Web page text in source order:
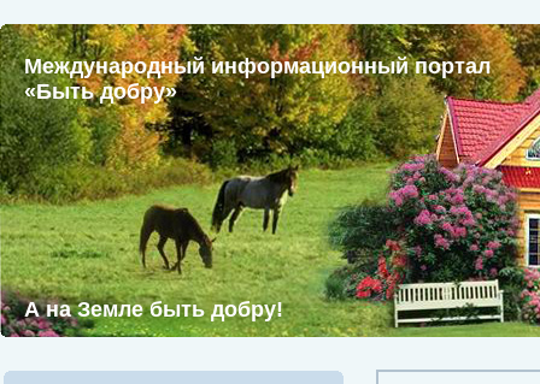
Международный информационный портал
«Быть добру»
А на Земле быть добру!